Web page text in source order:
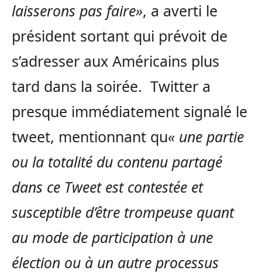
laisserons pas faire», a averti le
président sortant qui prévoit de
s’adresser aux Américains plus
tard dans la soirée. Twitter a
presque immédiatement signalé le
tweet, mentionnant qu« une partie
ou la totalité du contenu partagé
dans ce Tweet est contestée et
susceptible d’être trompeuse quant
au mode de participation à une
élection ou à un autre processus